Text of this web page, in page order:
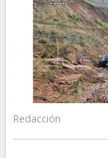
Redacción